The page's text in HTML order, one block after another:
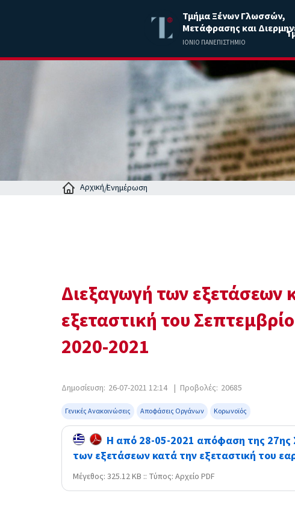
Τμήμα Ξένων Γλωσσών,
Μετάφρασης και
ΙΟΝΙΟ ΠΑΝΕΠΙΣΤΗΜΙΟ
Αρχική Ενημέρωση
Διεξαγωγή των εξετάσεων
εξεταστική του
2020-2021
Δημοσίευση: 26-07-2021 12:14 | Προβολές: 20685
Γενικές Ανακοινώσεις Αποφάσεις Οργάνων Κορωνοϊός
Η από 28-05-2021 απόφαση της 27ης
των εξετάσεων κατά την εξεταστική του
Mέγεθος: 325.12 KB :: Τύπος: Αρχείο PDF